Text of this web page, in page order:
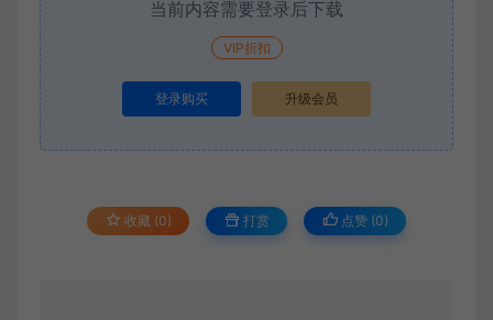
当前内容需要登录后下载
VIP折扣
登录购买 升级会员
收藏 (0) 打赏 点赞 (0)